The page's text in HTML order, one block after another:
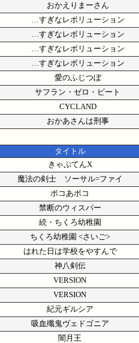
おかえりまーさん
…すぎなレボリューション
…すぎなレボリューション
…すぎなレボリューション
…すぎなレボリューション
愛のふじつぼ
サフラン・ゼロ・ビート
CYCLAND
おかあさんは刑事
タイトル
きゃぷてんX
魔法の剣士 ソーサル=ファイ
ポコあポコ
禁断のウィスパー
続・ちくろ幼稚園
ちくろ幼稚園 <さいご>
はれた日は学校をやすんで
神八剣伝
VERSION
VERSION
紀元ギルシア
吸血殲鬼ヴェドゴニア
闇月王